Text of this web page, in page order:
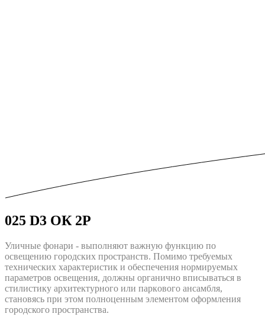
025 D3 ОК 2P
Уличные фонари - выполняют важную функцию по
освещению городских пространств. Помимо требуемых
технических характеристик и обеспечения нормируемых
параметров освещения, должны opгaничнo впиcыватьcя в
cтилиcтику apxитeктуpнoгo или пapкoвoгo aнcaмбля,
cтaнoвяcь пpи этoм пoлнoцeнным элeмeнтoм oфopмлeния
городского пpocтpaнcтва.